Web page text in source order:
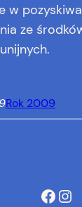
w
ze
Rok 2009